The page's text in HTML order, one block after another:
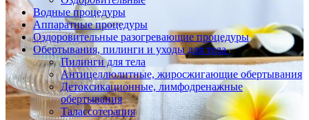
Водные процедуры
Аппаратные процедуры
Оздоровительные разогревающие процедуры
Обертывания, пилинги и уходы для тела
Пилинги для тела
Антицеллюлитные, жиросжигающие обертывания
Детоксикационные, лимфодренажные
обертывания
Талассотерапия